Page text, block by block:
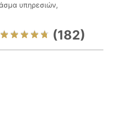
υπηρεσιών,
(182)